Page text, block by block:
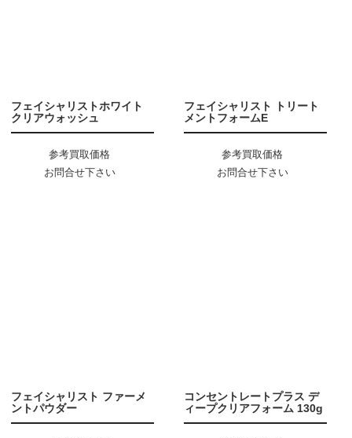
フェイシャリストホワイト
クリアウォッシュ
参考買取価格
お問合せ下さい
フェイシャリスト トリート
メントフォームE
参考買取価格
お問合せ下さい
フェイシャリスト ファーメ
ントパウダー
コンセントレートプラス デ
ィープクリアフォーム 130g